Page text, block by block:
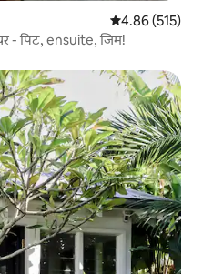
5 पैकी 4.86
4.86 (515)
- पिट, ensuite, जिम!